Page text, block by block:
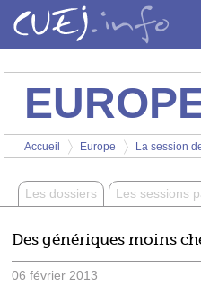
Vous êtes ici
Accueil
>
Europe
>
La session
Les dossiers Les sessions
Des génériques moins
06 février 2013